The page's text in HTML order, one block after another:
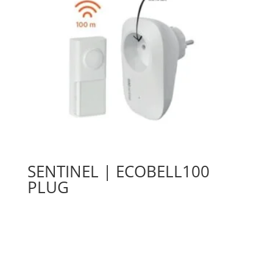
SENTINEL | ECOBELL100
PLUG